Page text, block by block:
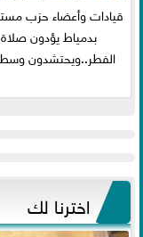
قيادات وأعضاء حزب
بدمياط يؤدون
الفطر..ويحتشدون
اخترنا لك